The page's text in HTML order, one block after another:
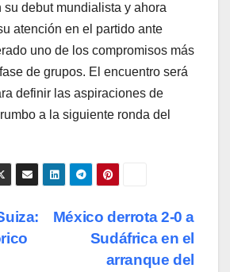
su debut mundialista y ahora
atención en el partido ante
uno de los compromisos más
de grupos. El encuentro será
definir las aspiraciones de
a la siguiente ronda del
México derrota 2-0 a
Sudáfrica en el
arranque del